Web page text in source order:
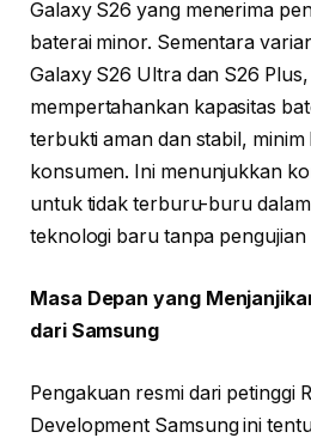
Galaxy S26 yang menerima
baterai minor. Sementara
Galaxy S26 Ultra dan S26
mempertahankan kapasitas
terbukti aman dan stabil,
konsumen. Ini menunjukkan
untuk tidak terburu-buru
teknologi baru tanpa
Masa Depan yang
dari Samsung
Pengakuan resmi dari petinggi
Development Samsung ini